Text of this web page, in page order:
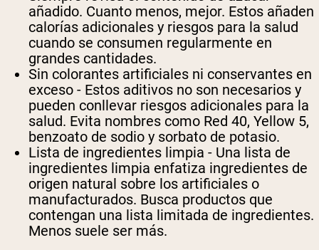
añadido. Cuanto menos, mejor. Estos añaden
calorías adicionales y riesgos para la salud
cuando se consumen regularmente en
grandes cantidades.
Sin colorantes artificiales ni conservantes en
exceso - Estos aditivos no son necesarios y
pueden conllevar riesgos adicionales para la
salud. Evita nombres como Red 40, Yellow 5,
benzoato de sodio y sorbato de potasio.
Lista de ingredientes limpia - Una lista de
ingredientes limpia enfatiza ingredientes de
origen natural sobre los artificiales o
manufacturados. Busca productos que
contengan una lista limitada de ingredientes.
Menos suele ser más.